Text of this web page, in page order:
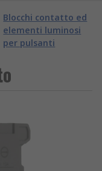
Blocchi contatto ed
elementi luminosi
per pulsanti